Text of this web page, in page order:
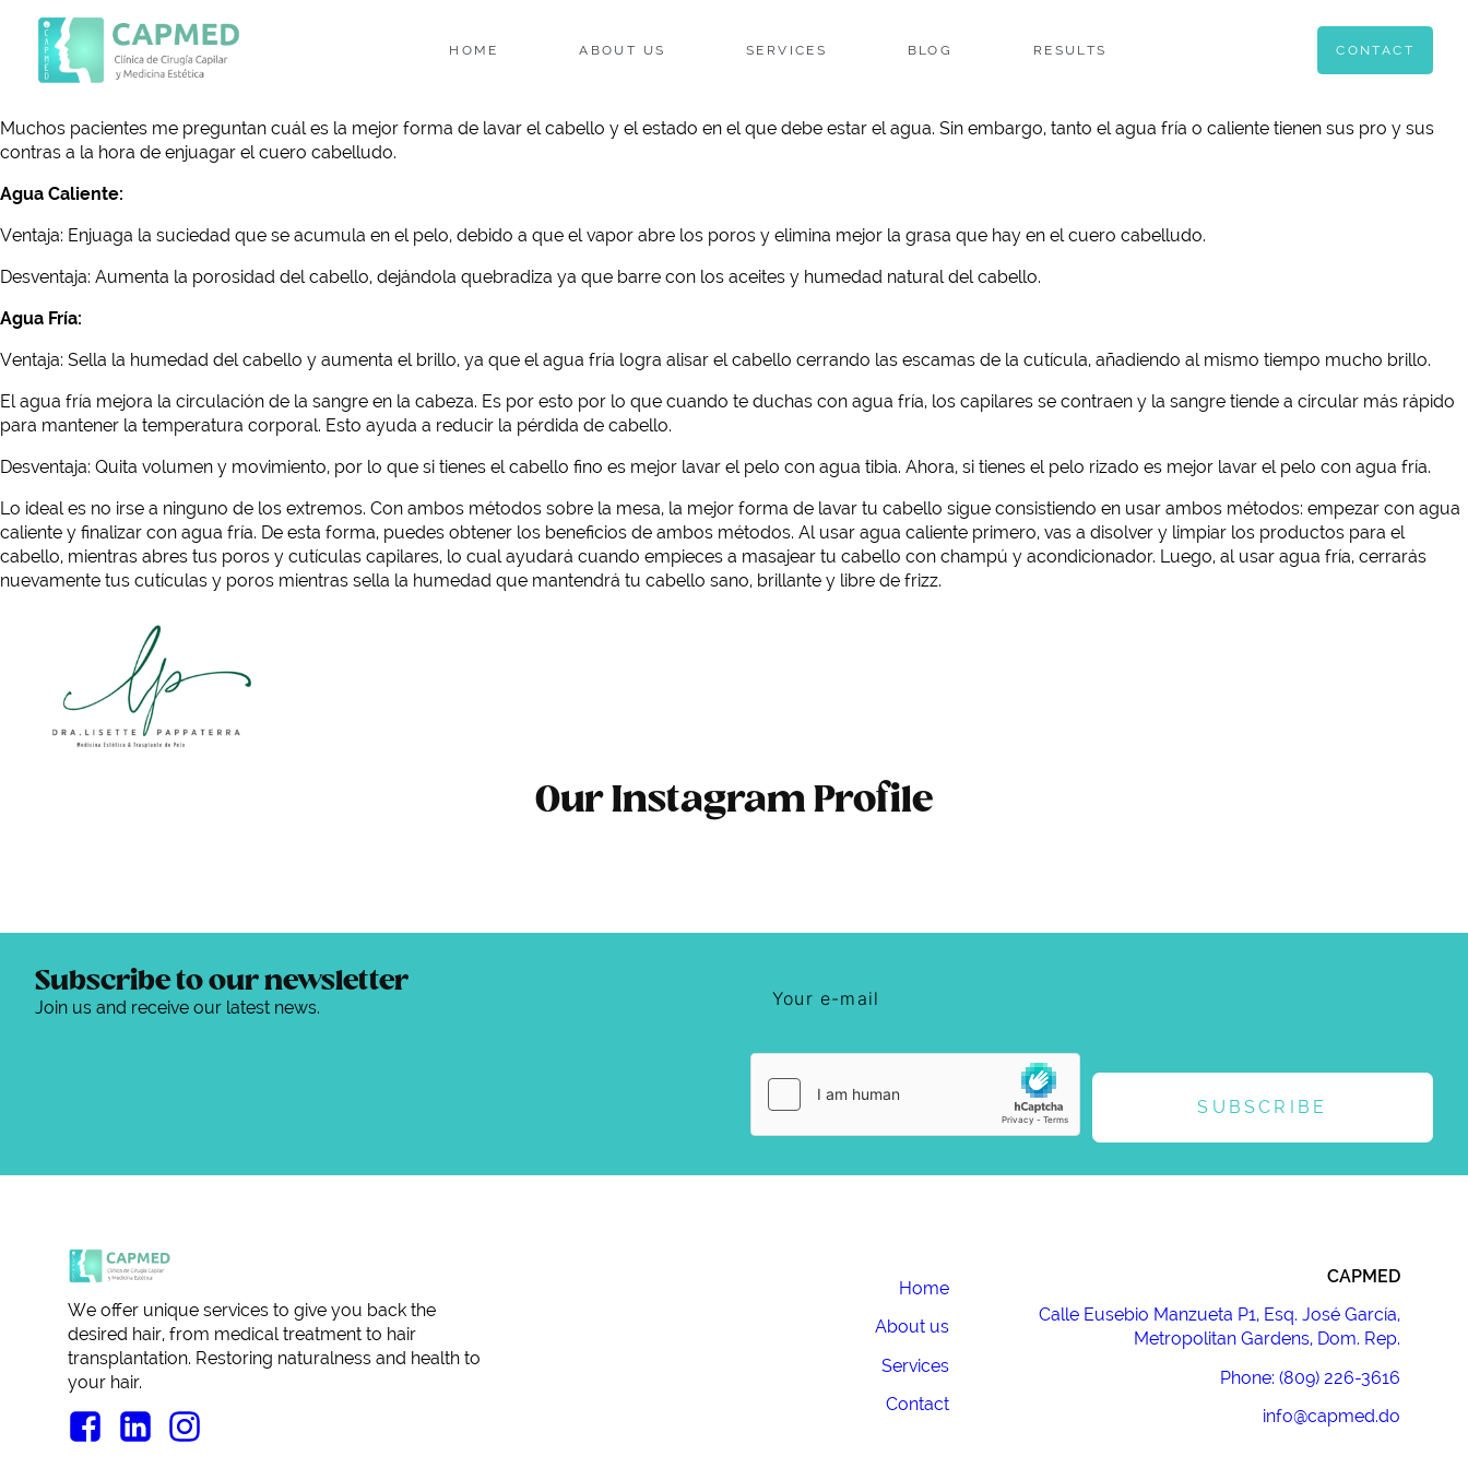
HOME ABOUT US SERVICES BLOG RESULTS CONTACT
Muchos pacientes me preguntan cuál es la mejor forma de lavar el cabello y el estado en el que debe estar el agua. Sin embargo, tanto el agua fría o caliente tienen sus pro y sus
contras a la hora de enjuagar el cuero cabelludo.
Agua Caliente:
Ventaja: Enjuaga la suciedad que se acumula en el pelo, debido a que el vapor abre los poros y elimina mejor la grasa que hay en el cuero cabelludo.
Desventaja: Aumenta la porosidad del cabello, dejándola quebradiza ya que barre con los aceites y humedad natural del cabello.
Agua Fría:
Ventaja: Sella la humedad del cabello y aumenta el brillo, ya que el agua fría logra alisar el cabello cerrando las escamas de la cutícula, añadiendo al mismo tiempo mucho brillo.
El agua fría mejora la circulación de la sangre en la cabeza. Es por esto por lo que cuando te duchas con agua fría, los capilares se contraen y la sangre tiende a circular más rápido
para mantener la temperatura corporal. Esto ayuda a reducir la pérdida de cabello.
Desventaja: Quita volumen y movimiento, por lo que si tienes el cabello fino es mejor lavar el pelo con agua tibia. Ahora, si tienes el pelo rizado es mejor lavar el pelo con agua fría.
Lo ideal es no irse a ninguno de los extremos. Con ambos métodos sobre la mesa, la mejor forma de lavar tu cabello sigue consistiendo en usar ambos métodos: empezar con agua
caliente y finalizar con agua fría. De esta forma, puedes obtener los beneficios de ambos métodos. Al usar agua caliente primero, vas a disolver y limpiar los productos para el
cabello, mientras abres tus poros y cutículas capilares, lo cual ayudará cuando empieces a masajear tu cabello con champú y acondicionador. Luego, al usar agua fría, cerrarás
nuevamente tus cutículas y poros mientras sella la humedad que mantendrá tu cabello sano, brillante y libre de frizz.
Our Instagram Profile
Subscribe to our newsletter
Join us and receive our latest news.
SUBSCRIBE
We offer unique services to give you back the
desired hair, from medical treatment to hair
transplantation. Restoring naturalness and health to
your hair.
Home
About us
Services
Contact
CAPMED
Calle Eusebio Manzueta P1, Esq. José García,
Metropolitan Gardens, Dom. Rep.
Phone: (809) 226-3616
info@capmed.do